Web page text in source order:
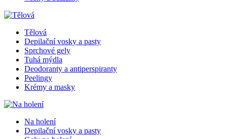
Tělová
Depilační vosky a pasty
Sprchové gely
Tuhá mýdla
Deodoranty a antiperspiranty
Peelingy
Krémy a masky
Na holení
Depilační vosky a pasty